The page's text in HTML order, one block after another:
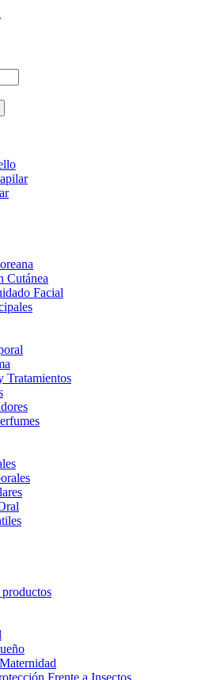
Cutánea
Facial
Tratamientos
Frente a Insectos